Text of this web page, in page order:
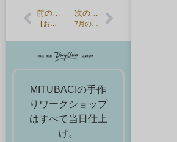
前の記事
【お客様の声】おそろいの槌目模様が光る、細身のプラチナ結婚指輪
次の記事
7月の誕生石・ルビー半額キャンペーン
MITUBACIの手作
りワークショップ
はすべて当日仕上
げ。